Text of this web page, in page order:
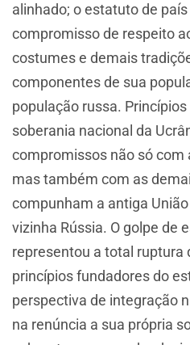
alinhado; o estatuto de
compromisso de respeito
costumes e demais
componentes de sua
população russa.
soberania nacional da
compromissos não só com
mas também com as
compunham a antiga
vizinha Rússia. O golpe de
representou a total ruptura
princípios fundadores do
perspectiva de integração
na renúncia a sua própria